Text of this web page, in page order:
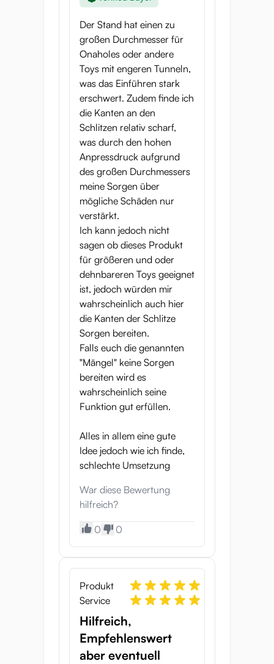
Menge
3 Stück pro Packung
Nettogewicht
Der Stand hat einen zu
großen Durchmesser für
Onaholes oder andere
Toys mit engeren Tunneln,
was das Einführen stark
erschwert. Zudem finde ich
die Kanten an den
Schlitzen relativ scharf,
was durch den hohen
Anpressdruck aufgrund
des großen Durchmessers
meine Sorgen über
mögliche Schäden nur
verstärkt.
Ich kann jedoch nicht
sagen ob dieses Produkt
für größeren und oder
dehnbareren Toys geeignet
ist, jedoch würden mir
wahrscheinlich auch hier
die Kanten der Schlitze
Sorgen bereiten.
Falls euch die genannten
"Mängel" keine Sorgen
bereiten wird es
wahrscheinlich seine
Funktion gut erfüllen.
Alles in allem eine gute
Idee jedoch wie ich finde,
schlechte Umsetzung
War diese Bewertung
hilfreich?
0 0
Produkt
Service
Hilfreich,
Empfehlenswert
aber eventuell